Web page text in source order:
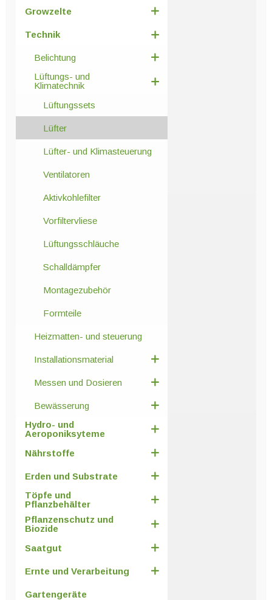
Growzelte
Technik
Belichtung
Lüftungs- und
Klimatechnik
Lüftungssets
Lüfter
Lüfter- und Klimasteuerung
Ventilatoren
Aktivkohlefilter
Vorfiltervliese
Lüftungsschläuche
Schalldämpfer
Montagezubehör
Formteile
Heizmatten- und steuerung
Installationsmaterial
Messen und Dosieren
Bewässerung
Hydro- und
Aeroponiksyteme
Nährstoffe
Erden und Substrate
Töpfe und
Pflanzbehälter
Pflanzenschutz und
Biozide
Saatgut
Ernte und Verarbeitung
Gartengeräte